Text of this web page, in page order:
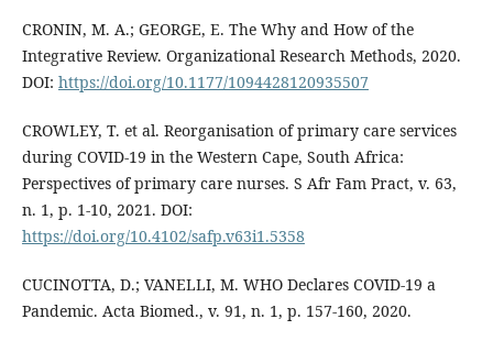
CRONIN, M. A.; GEORGE, E. The Why and How of the
Integrative Review. Organizational Research Methods, 2020.
DOI: https://doi.org/10.1177/1094428120935507
CROWLEY, T. et al. Reorganisation of primary care services
during COVID-19 in the Western Cape, South Africa:
Perspectives of primary care nurses. S Afr Fam Pract, v. 63,
n. 1, p. 1-10, 2021. DOI:
https://doi.org/10.4102/safp.v63i1.5358
CUCINOTTA, D.; VANELLI, M. WHO Declares COVID-19 a
Pandemic. Acta Biomed., v. 91, n. 1, p. 157-160, 2020.